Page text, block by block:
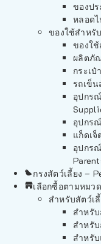
ของป
หลอด
ของใช้สำหรั
ของใช้
ผลิตภั
กระเ
รถเข็
อุปกร
อุปกร
แก็ดเ
อุปกร
กรงสัตว์เลี้ยง –
เลือกซื้อตามหมว
สำหรับสัตว์เ
สำหรั
สำหรั
สำหรั